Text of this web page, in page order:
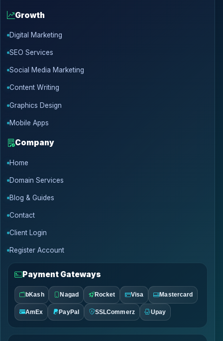
Growth
Digital Marketing
SEO Services
Social Media Marketing
Content Writing
Graphics Design
Mobile Apps
Company
Home
Domain Services
Blog & Guides
Contact
Client Login
Register Account
Payment Gateways
bKash Nagad Rocket Visa Mastercard
AmEx PayPal SSLCommerz Upay